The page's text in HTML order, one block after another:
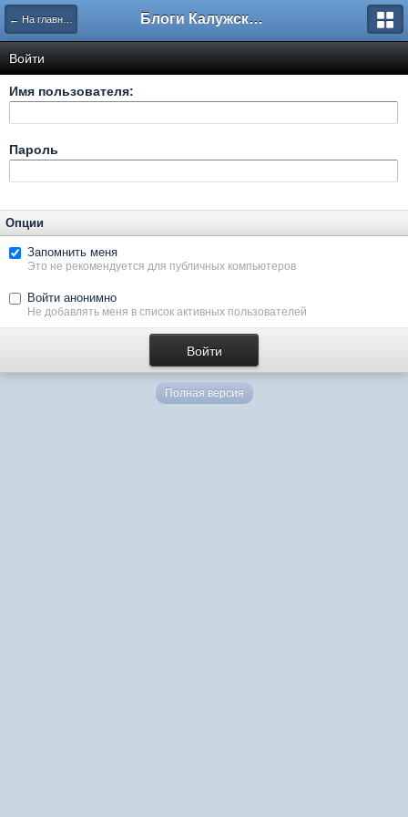
← На главную Блоги Калужского перекрестка
Войти
Имя пользователя:
Пароль
Опции
Запомнить меня
Это не рекомендуется для публичных компьютеров
Войти анонимно
Не добавлять меня в список активных пользователей
Полная версия